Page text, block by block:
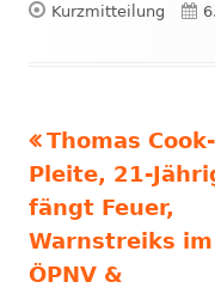
Format
Kurzmitteilung
Vorheriger
Beitrag:
Thomas Cook-
Pleite, 21-
fängt Feuer,
Warnstreiks im
ÖPNV &